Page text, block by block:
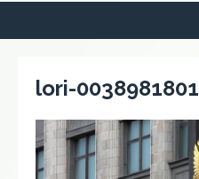
lori-